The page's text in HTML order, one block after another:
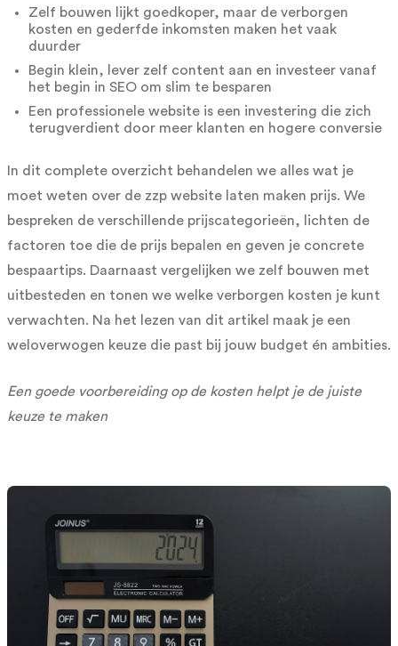
Zelf bouwen lijkt goedkoper, maar de verborgen
kosten en gederfde inkomsten maken het vaak
duurder
Begin klein, lever zelf content aan en investeer vanaf
het begin in SEO om slim te besparen
Een professionele website is een investering die zich
terugverdient door meer klanten en hogere conversie
In dit complete overzicht behandelen we alles wat je
moet weten over de zzp website laten maken prijs. We
bespreken de verschillende prijscategorieën, lichten de
factoren toe die de prijs bepalen en geven je concrete
bespaartips. Daarnaast vergelijken we zelf bouwen met
uitbesteden en tonen we welke verborgen kosten je kunt
verwachten. Na het lezen van dit artikel maak je een
weloverwogen keuze die past bij jouw budget én ambities.
Een goede voorbereiding op de kosten helpt je de juiste
keuze te maken